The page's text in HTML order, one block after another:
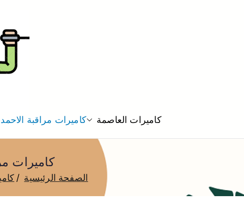
كاميرات العاصمة كاميرات مراقبة
كاميرات مراقبة هدية
الصفحة الرئيسية